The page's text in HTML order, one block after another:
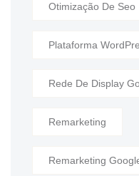
Otimização De Seo
Plataforma
Rede De Display
Remarketing
Remarketing